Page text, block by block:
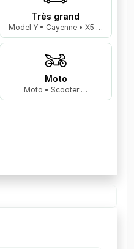
Très grand
Model Y • Cayenne • X5 …
Moto
Moto • Scooter …